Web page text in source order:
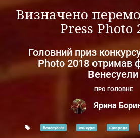
Визначено
Press Photo
Головний приз
Photo 2018 отримав
Венесуели
ПРО ГОЛОВНЕ
Ярина
Венесуелла конкурс нагорода